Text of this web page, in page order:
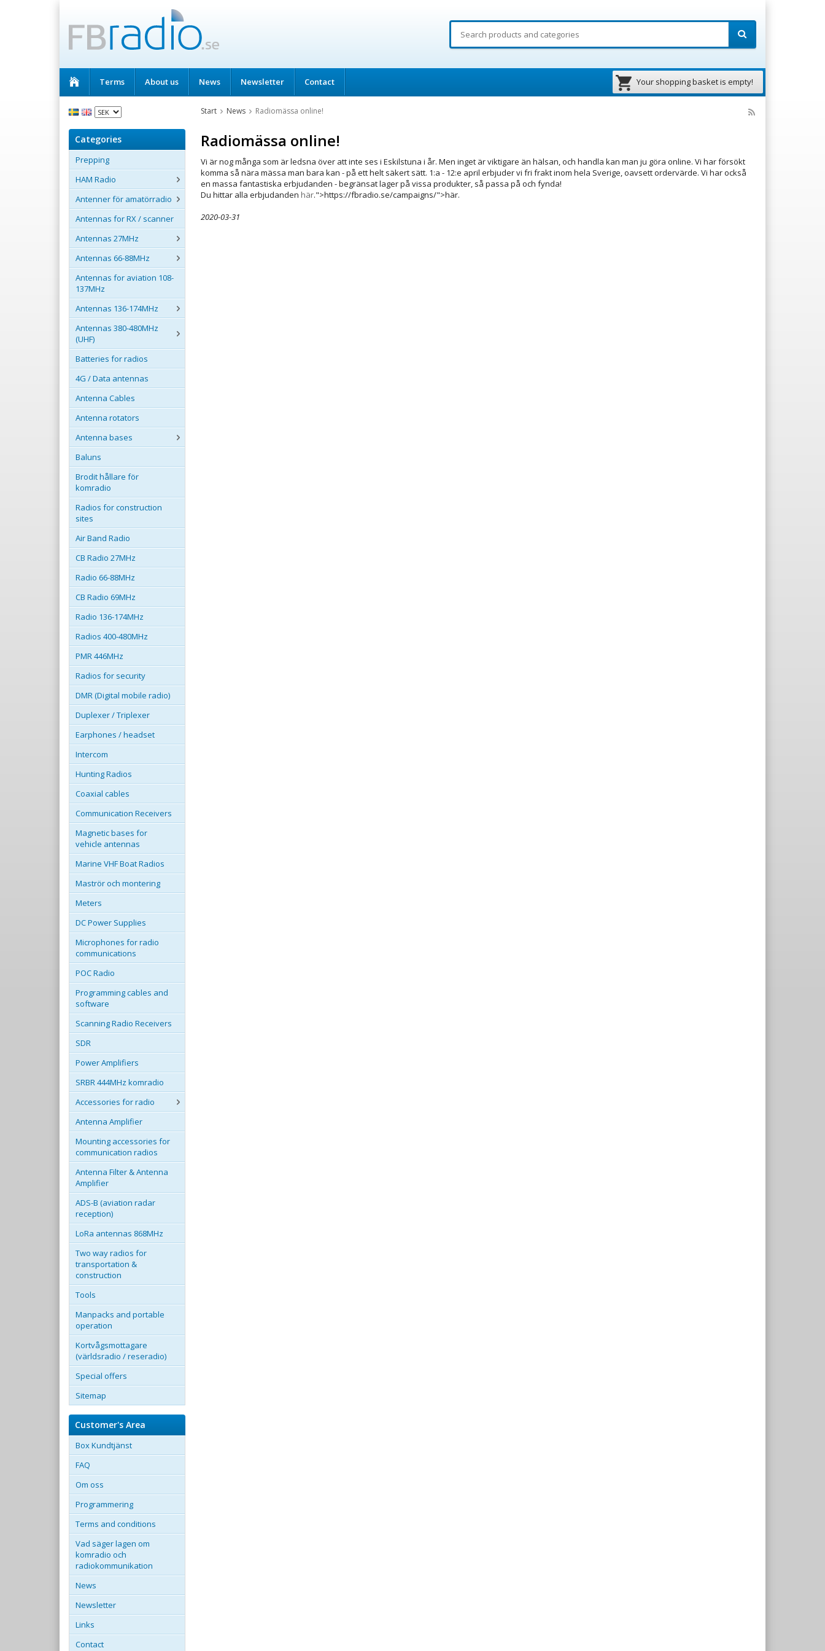
Terms About us News Newsletter Contact Your shopping basket is empty!
Categories
Prepping
HAM Radio
Antenner för amatörradio
Antennas for RX / scanner
Antennas 27MHz
Antennas 66-88MHz
Antennas for aviation 108-
137MHz
Antennas 136-174MHz
Antennas 380-480MHz
(UHF)
Batteries for radios
4G / Data antennas
Antenna Cables
Antenna rotators
Antenna bases
Baluns
Brodit hållare för
komradio
Radios for construction
sites
Air Band Radio
CB Radio 27MHz
Radio 66-88MHz
CB Radio 69MHz
Radio 136-174MHz
Radios 400-480MHz
PMR 446MHz
Radios for security
DMR (Digital mobile radio)
Duplexer / Triplexer
Earphones / headset
Intercom
Hunting Radios
Coaxial cables
Communication Receivers
Magnetic bases for
vehicle antennas
Marine VHF Boat Radios
Maströr och montering
Meters
DC Power Supplies
Microphones for radio
communications
POC Radio
Programming cables and
software
Scanning Radio Receivers
SDR
Power Amplifiers
SRBR 444MHz komradio
Accessories for radio
Antenna Amplifier
Mounting accessories for
communication radios
Antenna Filter & Antenna
Amplifier
ADS-B (aviation radar
reception)
LoRa antennas 868MHz
Two way radios for
transportation &
construction
Tools
Manpacks and portable
operation
Kortvågsmottagare
(världsradio / reseradio)
Special offers
Sitemap
Customer's Area
Box Kundtjänst
FAQ
Om oss
Programmering
Terms and conditions
Vad säger lagen om
komradio och
radiokommunikation
News
Newsletter
Links
Contact
Start News Radiomässa online!
Radiomässa online!
Vi är nog många som är ledsna över att inte ses i Eskilstuna i år. Men inget är viktigare än hälsan, och handla kan man ju göra online. Vi har försökt
komma så nära mässa man bara kan - på ett helt säkert sätt. 1:a - 12:e april erbjuder vi fri frakt inom hela Sverige, oavsett ordervärde. Vi har också
en massa fantastiska erbjudanden - begränsat lager på vissa produkter, så passa på och fynda!
Du hittar alla erbjudanden här.">https://fbradio.se/campaigns/">här.
2020-03-31